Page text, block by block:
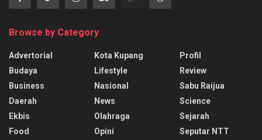
Browse by Category
Advertorial
Budaya
Business
Daerah
Ekbis
Food
Kota Kupang
Lifestyle
Nasional
News
Olahraga
Opini
Profil
Review
Sabu Raijua
Science
Sejarah
Seputar NTT